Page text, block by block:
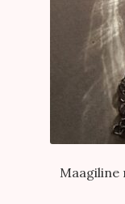
Maagiline